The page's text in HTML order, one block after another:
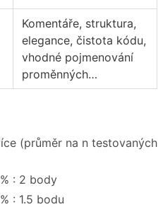
Komentáře, struktura,
elegance, čistota kódu,
vhodné pojmenování
proměnných…
(průměr na n testovaných
: 2 body
: 1.5 bodu